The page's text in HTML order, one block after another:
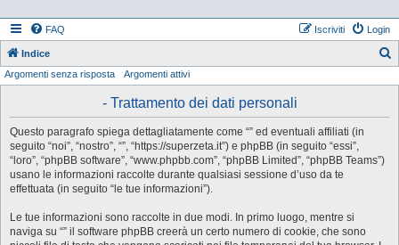
FAQ Login
Iscriviti
Indice
Argomenti senza risposta Argomenti attivi
- Trattamento dei dati personali
Questo paragrafo spiega dettagliatamente come “” ed eventuali affiliati (in
seguito “noi”, “nostro”, “”, “https://superzeta.it”) e phpBB (in seguito “essi”,
“loro”, “phpBB software”, “www.phpbb.com”, “phpBB Limited”, “phpBB Teams”)
usano le informazioni raccolte durante qualsiasi sessione d’uso da te
effettuata (in seguito “le tue informazioni”).
Le tue informazioni sono raccolte in due modi. In primo luogo, mentre si
naviga su “” il software phpBB creerà un certo numero di cookie, che sono